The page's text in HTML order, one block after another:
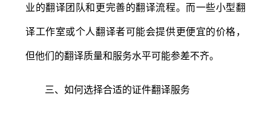
业的翻译团队和更完善的翻译流程。而一些小型翻
译工作室或个人翻译者可能会提供更便宜的价格，
但他们的翻译质量和服务水平可能参差不齐。
三、如何选择合适的证件翻译服务